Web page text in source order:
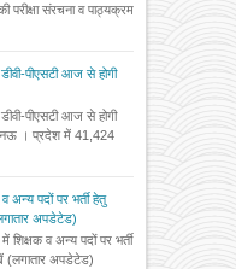
परीक्षा संरचना व पाठ्यक्रम
डीवी-पीएसटी आज से होगी
डीवी-पीएसटी आज से होगी
। प्रदेश में 41,424
व अन्य पदों पर भर्ती हेतु
अपडेटेड)
शिक्षक व अन्य पदों पर भर्ती
(लगातार अपडेटेड)